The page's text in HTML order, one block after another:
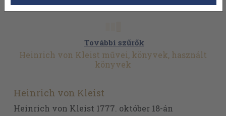
További szűrők
Heinrich von Kleist művei, könyvek, használt
könyvek
Heinrich von Kleist
Heinrich von Kleist 1777. október 18-án